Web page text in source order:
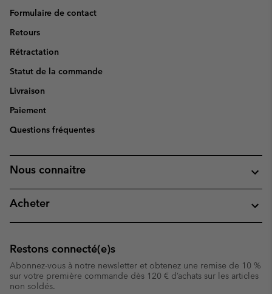
Formulaire de contact
Retours
Rétractation
Statut de la commande
Livraison
Paiement
Questions fréquentes
Nous connaitre
Acheter
Restons connecté(e)s
Abonnez-vous à notre newsletter et obtenez une remise de 10 %
sur votre première commande dès 120 € d’achats sur les articles
non soldés.